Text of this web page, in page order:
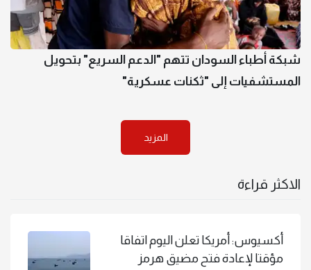
شبكة أطباء السودان تتهم "الدعم السريع" بتحويل
المستشفيات إلى "ثكنات عسكرية"
المزيد
الاكثر قراءة
أكسيوس: أمريكا تعلن اليوم اتفاقا
مؤقتا لإعادة فتح مضيق هرمز